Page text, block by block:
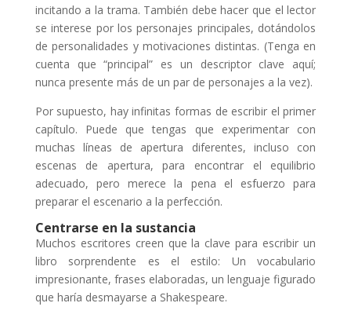
incitando a la trama. También debe hacer que el lector
se interese por los personajes principales, dotándolos
de personalidades y motivaciones distintas. (Tenga en
cuenta que “principal” es un descriptor clave aquí;
nunca presente más de un par de personajes a la vez).
Por supuesto, hay infinitas formas de escribir el primer
capítulo. Puede que tengas que experimentar con
muchas líneas de apertura diferentes, incluso con
escenas de apertura, para encontrar el equilibrio
adecuado, pero merece la pena el esfuerzo para
preparar el escenario a la perfección.
Centrarse en la sustancia
Muchos escritores creen que la clave para escribir un
libro sorprendente es el estilo: Un vocabulario
impresionante, frases elaboradas, un lenguaje figurado
que haría desmayarse a Shakespeare.